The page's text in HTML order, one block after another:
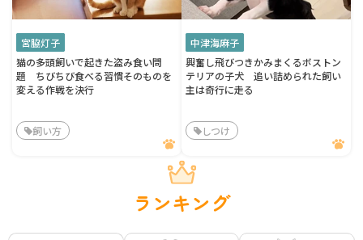
宮脇灯子
猫の多頭飼いで起きた盗み食い問
題 ちびちび食べる習慣そのものを
変える作戦を決行
飼い方
中津海麻子
興奮し飛びつきかみまくるボストン
テリアの子犬 追い詰められた飼い
主は奇行に走る
しつけ
ランキング